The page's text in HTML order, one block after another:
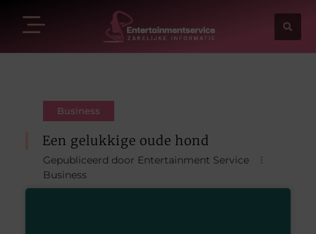
Business
Een gelukkige oude hond
Gepubliceerd door Entertainment Service
Business